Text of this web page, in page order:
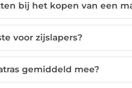
bij het kopen van een
voor zijslapers?
gemiddeld mee?